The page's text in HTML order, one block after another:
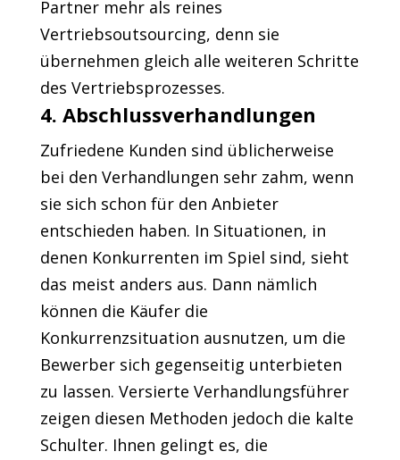
Partner mehr als reines
Vertriebsoutsourcing, denn sie
übernehmen gleich alle weiteren Schritte
des Vertriebsprozesses.
4. Abschlussverhandlungen
Zufriedene Kunden sind üblicherweise
bei den Verhandlungen sehr zahm, wenn
sie sich schon für den Anbieter
entschieden haben. In Situationen, in
denen Konkurrenten im Spiel sind, sieht
das meist anders aus. Dann nämlich
können die Käufer die
Konkurrenzsituation ausnutzen, um die
Bewerber sich gegenseitig unterbieten
zu lassen. Versierte Verhandlungsführer
zeigen diesen Methoden jedoch die kalte
Schulter. Ihnen gelingt es, die